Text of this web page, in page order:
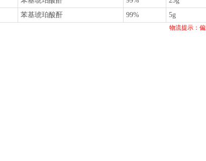
苯基琥珀酸酐 99% 5g
物流提示：